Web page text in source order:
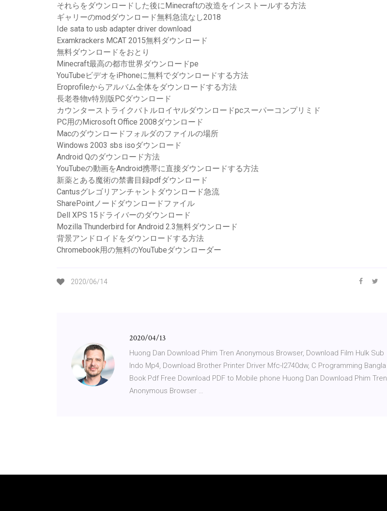
それらをダウンロードした後にMinecraftの改造をインストールする方法
ギャリーのmodダウンロード無料急流なし2018
Ide sata to usb adapter driver download
Examkrackers MCAT 2015無料ダウンロード
無料ダウンロードをおとり
Minecraft最高の都市世界ダウンロードpe
YouTubeビデオをiPhoneに無料でダウンロードする方法
Eroprofileからアルバム全体をダウンロードする方法
長老巻物v特別版PCダウンロード
カウンターストライクバトルロイヤルダウンロードpcスーパーコンプリミド
PC用のMicrosoft Office 2008ダウンロード
Macのダウンロードフォルダのファイルの場所
Windows 2003 sbs isoダウンロード
Android Qのダウンロード方法
YouTubeの動画をAndroid携帯に直接ダウンロードする方法
新薬とある魔術の禁書目録pdfダウンロード
Cantusグレゴリアンチャントダウンロード急流
SharePointノードダウンロードファイル
Dell XPS 15ドライバーのダウンロード
Mozilla Thunderbird for Android 2.3無料ダウンロード
背景アンドロイドをダウンロードする方法
Chromebook用の無料のYouTubeダウンローダー
2020/06/14
2020/04/13
Huong Dan Download Phim Tren Anonymous Browser, Download Film Hulk Sub
Indo Mp4, Download Brother Printer Driver Mfc-l2740dw, C Programming Bangla
Book Pdf Free Download PDF to Mobile phone Huong Dan Download Phim Tren
Anonymous Browser …